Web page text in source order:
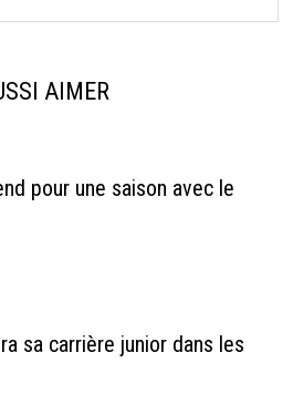
AIMER
pour une saison avec le
sa carrière junior dans les